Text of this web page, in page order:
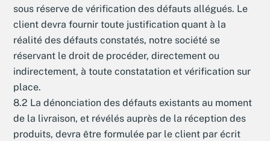
sous réserve de vérification des défauts allégués. Le
client devra fournir toute justification quant à la
réalité des défauts constatés, notre société se
réservant le droit de procéder, directement ou
indirectement, à toute constatation et vérification sur
place.
8.2 La dénonciation des défauts existants au moment
de la livraison, et révélés auprès de la réception des
produits, devra être formulée par le client par écrit